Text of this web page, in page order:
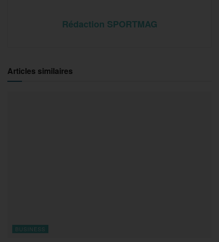
Rédaction SPORTMAG
Articles similaires
BUSINESS